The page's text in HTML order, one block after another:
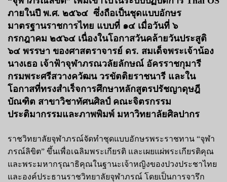
ภายในปี พ.ศ. ๒๕๖๔ ซึ่งถือเป็นชุดแบบอักษร
มาตรฐานราชการไทย แบบที่ ๑๔ เมื่อวันที่ ๖
กรกฎาคม ๒๕๖๔ เนื่องในโอกาสวันคล้ายวันประสูติ
๖๔ พรรษา ของศาสตราจารย์ ดร. สมเด็จพระเจ้าน้อง
นางเธอ เจ้าฟ้าจุฬาภรณวลัยลักษณ์ อัครราชกุมารี
กรมพระศรีสวางควัฒน วรขัตติยราชนารี และใน
โอกาสที่ทรงสำเร็จการศึกษาหลักสูตรปรัชญาดุษฎี
บัณฑิต สาขาวิชาทัศนศิลป์ คณะจิตรกรรม
ประติมากรรมและภาพพิมพ์ มหาวิทยาลัยศิลปากร
ราชวิทยาลัยจุฬาภรณ์จัดทำชุดแบบอักษรพระราชทาน “จุฬา
ภรณ์ลิขิต” ขึ้นเพื่อเฉลิมพระเกียรติ และเผยแผ่พระเกียรติคุณ
และพระมหากรุณาธิคุณในฐานะเจ้าหญิงของปวงประชาไทย
และองค์ประธานราชวิทยาลัยจุฬาภรณ์ โดยเป็นการจารึก